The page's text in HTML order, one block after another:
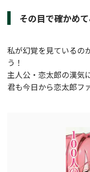
その目で確かめて
私が幻覚を見ているの
う！
主人公・恋太郎の漢気
君も今日から恋太郎フ